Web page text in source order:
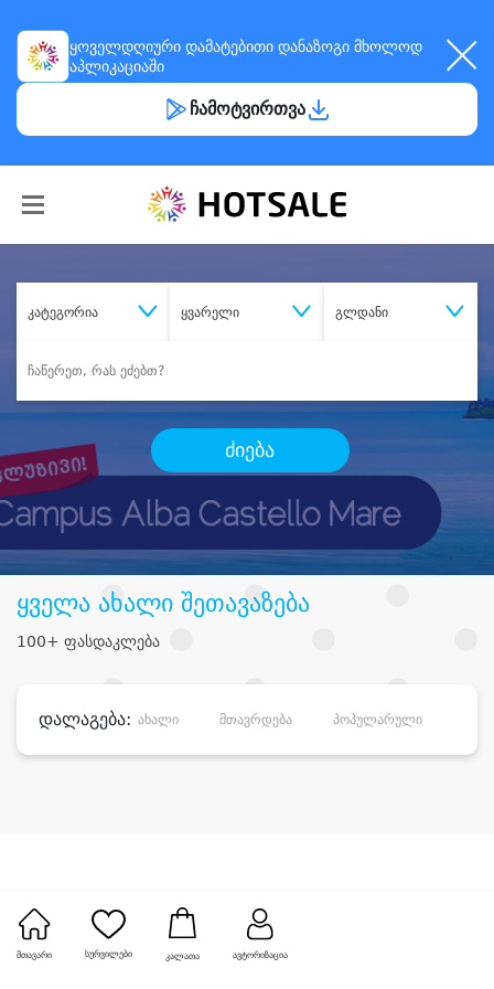
ყოველდღიური დამატებითი დანაზოგი მხოლოდ
აპლიკაციაში
ჩამოტვირთვა
მთავარი სურვილები კალათა ავტორიზაცია
კატეგორია ყვარელი გლდანი
ძიება
ყველა ახალი შეთავაზება
100+ ფასდაკლება
დალაგება: ახალი მთავრდება პოპულარული